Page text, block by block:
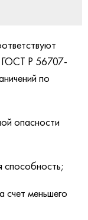
ГОСТ Р 56707-
по
опасности
способность;
счет меньшего